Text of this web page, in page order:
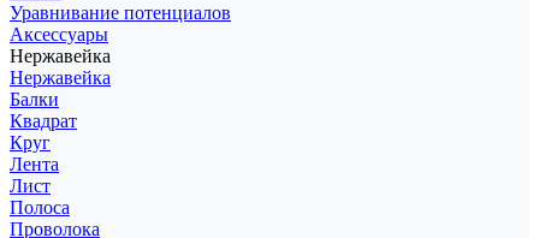
Уравнивание потенциалов
Аксессуары
Нержавейка
Нержавейка
Балки
Квадрат
Круг
Лента
Лист
Полоса
Проволока